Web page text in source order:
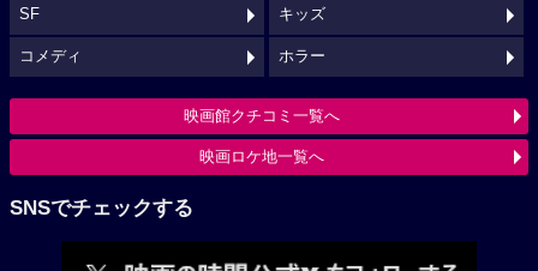
SF キッズ
コメディ ホラー
映画館クチコミ一覧へ
映画ロケ地一覧へ
SNSでチェックする